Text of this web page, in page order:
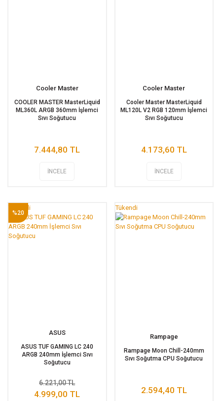
Cooler Master
COOLER MASTER MasterLiquid
ML360L ARGB 360mm İşlemci
Sıvı Soğutucu
7.444,80 TL
İNCELE
Cooler Master
Cooler Master MasterLiquid
ML120L V2 RGB 120mm İşlemci
Sıvı Soğutucu
4.173,60 TL
İNCELE
%20
Tükendi
ASUS
ASUS TUF GAMING LC 240
ARGB 240mm İşlemci Sıvı
Soğutucu
4.999,00 TL
6.221,00 TL
Tükendi
Rampage
Rampage Moon Chill-240mm
Sıvı Soğutma CPU Soğutucu
2.594,40 TL